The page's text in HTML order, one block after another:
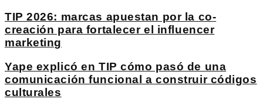
TIP 2026: marcas apuestan por la co-
creación para fortalecer el influencer
marketing
Yape explicó en TIP cómo pasó de una
comunicación funcional a construir códigos
culturales